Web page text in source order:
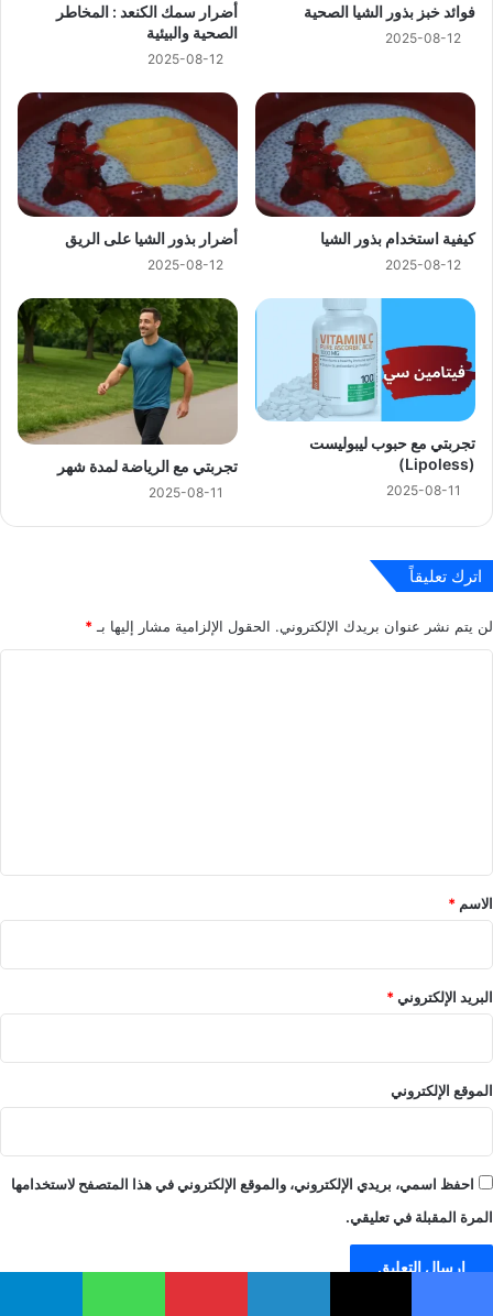
فوائد خبز بذور الشيا الصحية
2025-08-12
أضرار سمك الكنعد : المخاطر
الصحية والبيئية
2025-08-12
كيفية استخدام بذور الشيا
2025-08-12
أضرار بذور الشيا على الريق
2025-08-12
تجربتي مع حبوب ليبوليست
(Lipoless)
2025-08-11
تجربتي مع الرياضة لمدة شهر
2025-08-11
اترك تعليقاً
لن يتم نشر عنوان بريدك الإلكتروني. الحقول الإلزامية مشار إليها بـ *
*
الاسم *
البريد الإلكتروني*
الموقع الإلكتروني
احفظ اسمي، بريدي الإلكتروني، والموقع الإلكتروني في هذا المتصفح لاستخدامها
المرة المقبلة في تعليقي.